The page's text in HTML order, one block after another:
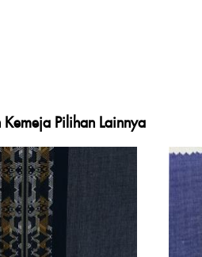
Kemeja Pilihan Lainnya